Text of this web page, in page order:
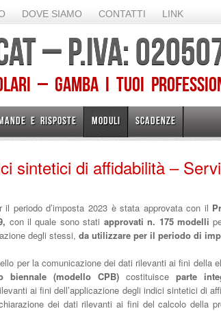
DOVE SIAMO CONTATTI LINK
– P.IVA:
– Gamba I TUOI
E RISPOSTE MODULI SCADENZE
sintetici di affidabilità –
il periodo d’imposta 2023 è stata approvata con il
con il quale sono stati approvati n. 175 modelli
degli stessi, da utilizzare per il periodo di
per la comunicazione dei dati rilevanti ai fini della
biennale (modello CPB) costituisce parte
ai fini dell’applicazione degli indici sintetici di
dei dati rilevanti ai fini del calcolo della